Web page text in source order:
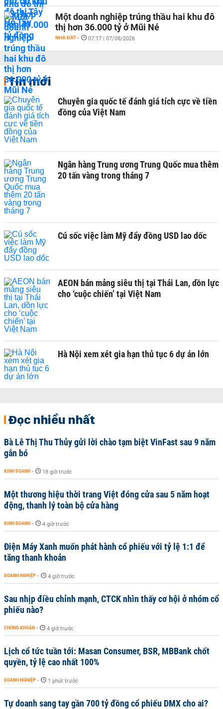
Một doanh nghiệp trúng thầu hai khu đô
thị hơn 36.000 tỷ ở Mũi Né
NHÀ ĐẤT - 07:17 | 07/08/2026
Tin mới
Chuyên gia quốc tế đánh giá tích cực về tiền
đồng của Việt Nam
Ngân hàng Trung ương Trung Quốc mua thêm
20 tấn vàng trong tháng 7
Cú sốc việc làm Mỹ đẩy đồng USD lao dốc
AEON bán mảng siêu thị tại Thái Lan, dồn lực
cho ‘cuộc chiến’ tại Việt Nam
Hà Nội xem xét gia hạn thủ tục 6 dự án lớn
Đọc nhiều nhất
Bà Lê Thị Thu Thủy gửi lời chào tạm biệt VinFast sau 9 năm
gắn bó
KINH DOANH - 18 giờ trước
Một thương hiệu thời trang Việt đóng cửa sau 5 năm hoạt
động, thanh lý toàn bộ cửa hàng
KINH DOANH - 4 giờ trước
Điện Máy Xanh muốn phát hành cổ phiếu với tỷ lệ 1:1 để
tăng thanh khoản
DOANH NGHIỆP - 4 giờ trước
Sau nhịp điều chỉnh mạnh, CTCK nhìn thấy cơ hội ở nhóm cổ
phiếu nào?
CHỨNG KHOÁN - 4 giờ trước
Lịch cổ tức tuần tới: Masan Consumer, BSR, MBBank chốt
quyền, tỷ lệ cao nhất 100%
DOANH NGHIỆP - 1 phút trước
Tự doanh sang tay gần 700 tỷ đồng cổ phiếu DMX cho ai?